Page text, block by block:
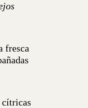
fresca
cítricas